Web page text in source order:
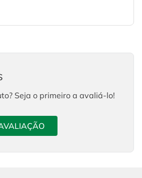
Seja o primeiro a avaliá-lo!